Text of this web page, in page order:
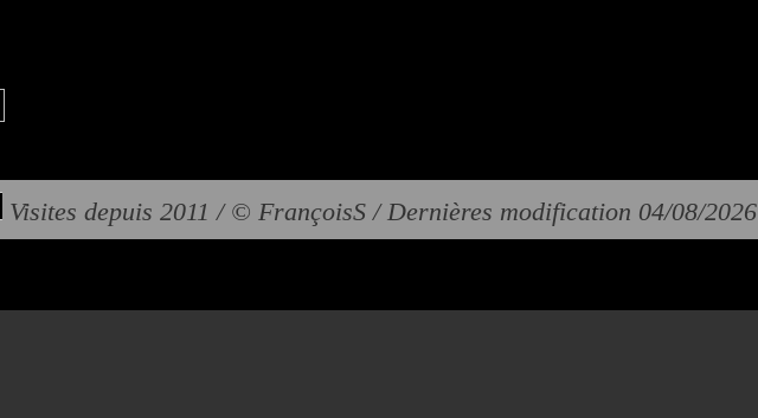
Visites depuis 2011 / © FrançoisS / Dernières modification 04/08/2026